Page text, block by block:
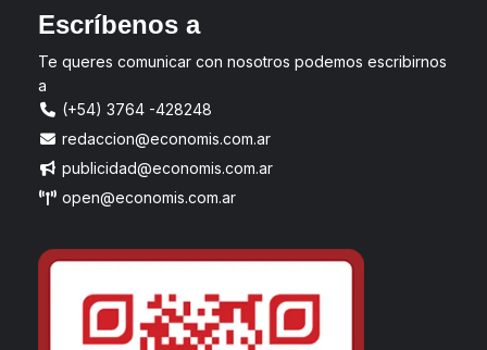
Escríbenos a
Te queres comunicar con nosotros podemos escribirnos
a
(+54) 3764 -428248
redaccion@economis.com.ar
publicidad@economis.com.ar
open@economis.com.ar